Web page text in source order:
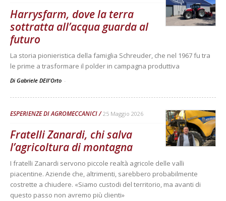
Harrysfarm, dove la terra
sottratta all’acqua guarda al
futuro
La storia pionieristica della famiglia Schreuder, che nel 1967 fu tra
le prime a trasformare il polder in campagna produttiva
Di Gabriele DEll'Orto -
ESPERIENZE DI AGROMECCANICI 25 Maggio 2026
Fratelli Zanardi, chi salva
l’agricoltura di montagna
I fratelli Zanardi servono piccole realtà agricole delle valli
piacentine. Aziende che, altrimenti, sarebbero probabilmente
costrette a chiudere. «Siamo custodi del territorio, ma avanti di
questo passo non avremo più clienti»